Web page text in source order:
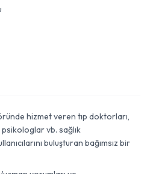
hizmet veren tıp doktorları,
vb. sağlık
buluşturan bağımsız bir